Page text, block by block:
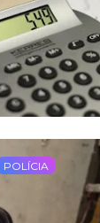
POLÍCIA